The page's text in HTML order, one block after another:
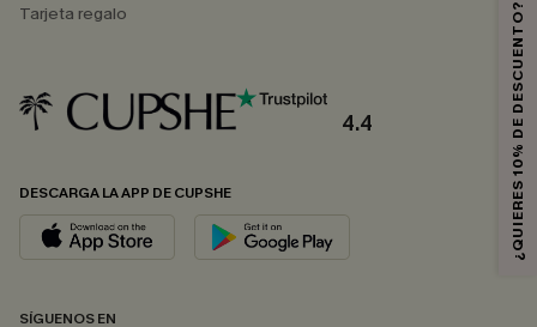
Tarjeta regalo
4.4
DESCARGA LA APP DE CUPSHE
SÍGUENOS EN
¿QUIERES 10% DE DESCUENTO?